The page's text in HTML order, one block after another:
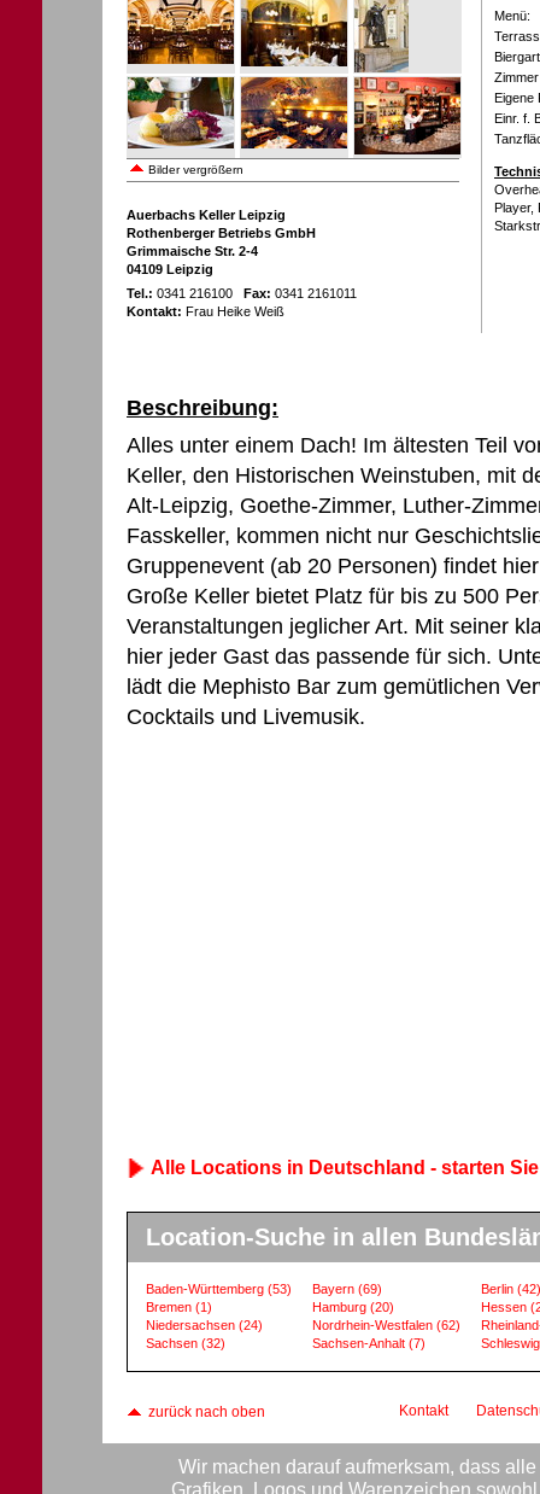
Bilder vergrößern
Auerbachs Keller Leipzig
Rothenberger Betriebs GmbH
Grimmaische Str. 2-4
04109 Leipzig
Tel.: 0341 216100 Fax: 0341 2161011
Kontakt: Frau Heike Weiß
Menü:
Eigene
Einr. f.
Player,
Beschreibung:
Alles unter einem Dach! Im ältesten Teil
Keller, den Historischen Weinstuben, mit
Alt-Leipzig, Goethe-Zimmer, Luther-
Fasskeller, kommen nicht nur
Gruppenevent (ab 20 Personen) findet
Große Keller bietet Platz für bis zu 500
Veranstaltungen jeglicher Art. Mit seiner
hier jeder Gast das passende für sich.
lädt die Mephisto Bar zum gemütlichen
Cocktails und Livemusik.
Alle Locations in Deutschland - starten
Location-Suche in allen
Baden-Württemberg (53) Bayern (69) Berlin (42)
Bremen (1) Hamburg (20) Hessen
Niedersachsen (24) Nordrhein-Westfalen (62)
Sachsen (32) Sachsen-Anhalt (7)
zurück nach oben Kontakt
Wir machen darauf aufmerksam, dass
Grafiken, Logos und Warenzeichen